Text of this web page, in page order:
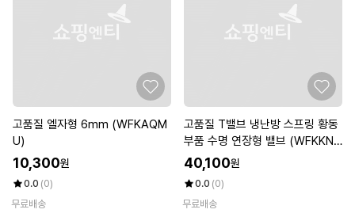
고품질 엘자형 6mm (WFKAQM
U)
10,300원
0.0 (0)
무료배송
고품질 T밸브 냉난방 스프링 황동
부품 수명 연장형 밸브 (WFKKN8
A)
40,100원
0.0 (0)
무료배송